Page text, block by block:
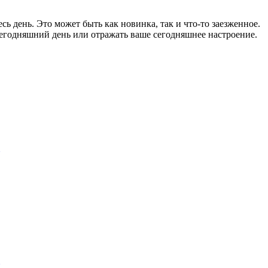
день. Это может быть как новинка, так и что-то заезженное.
день или отражать ваше сегодняшнее настроение.